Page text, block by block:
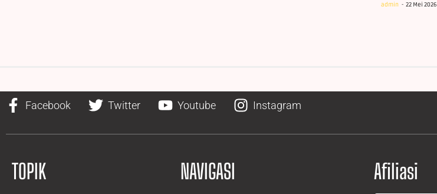
admin 22 Mei 2026
Facebook Twitter Youtube Instagram
TOPIK NAVIGASI Afiliasi